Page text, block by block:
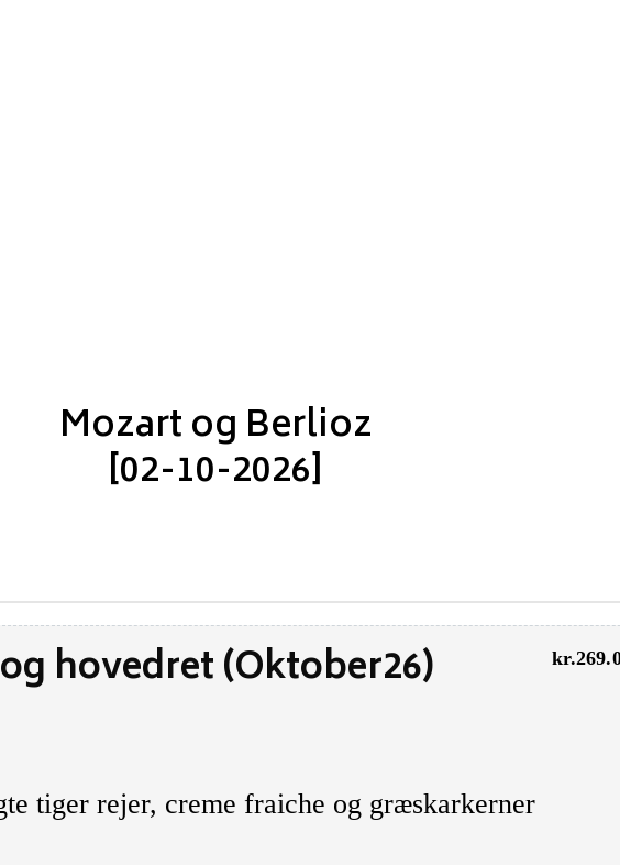
Mozart og Berlioz
[02-10-2026]
hovedret (Oktober26) kr.
tiger rejer, creme fraiche og græskarkerner